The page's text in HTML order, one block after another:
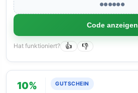
●●●●●●
Code anzeigen
Hat funktioniert? 👍 👎
10% GUTSCHEIN